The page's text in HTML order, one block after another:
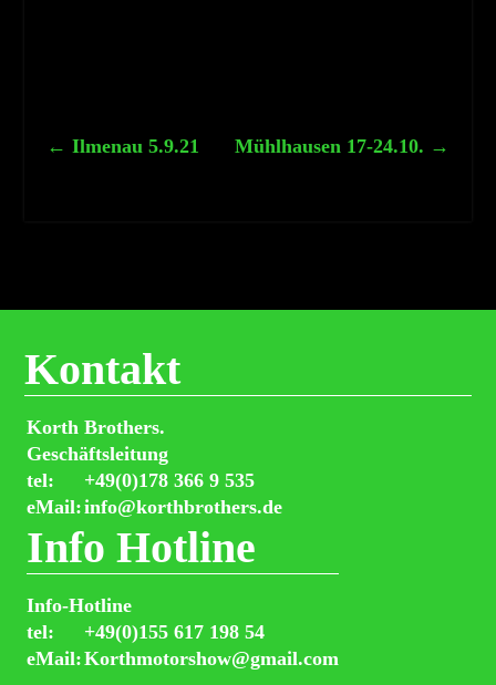
← Ilmenau 5.9.21 Mühlhausen 17-24.10. →
Kontakt
Korth Brothers.
Geschäftsleitung
tel:
+49(0)178 366 9 535
eMail:info@korthbrothers.de
Info Hotline
Info-Hotline
tel:
+49(0)155 617 198 54
eMail:Korthmotorshow@gmail.com